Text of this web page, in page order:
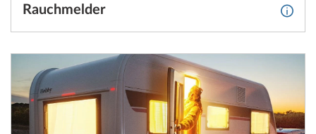
Rauchmelder